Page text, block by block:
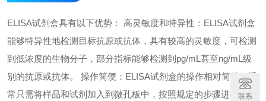
ELISA试剂盒具有以下优势： 高灵敏度和特异性：ELISA试剂盒
能够特异性地检测目标抗原或抗体，具有较高的灵敏度，可检测
到低浓度的生物分子，部分指标能够检测到pg/mL甚至ng/mL级
别的抗原或抗体。 操作简便：ELISA试剂盒的操作相对简单，通
常只需将样品和试剂加入到微孔板中，按照规定的步骤进行孵育
联系